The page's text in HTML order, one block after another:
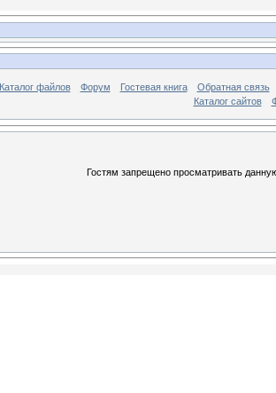
Каталог файлов Форум Гостевая книга
Обратная связь
Каталог сайтов
Гостям запрещено просматривать